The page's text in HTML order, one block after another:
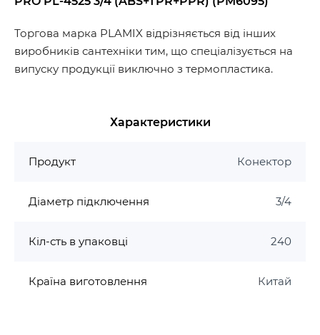
Торгова марка PLAMIX відрізняється від інших
виробників сантехніки тим, що спеціалізується на
випуску продукції виключно з термопластика.
Характеристики
Продукт Конектор
Діаметр підключення 3/4
Кіл-сть в упаковці 240
Країна виготовлення Китай